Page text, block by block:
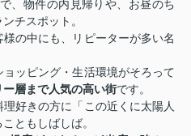
、物件の内見帰りや、お昼のち
チスポット。
の中にも、リピーターが多い名
ッピング・生活環境がそろって
層まで人気の高い街です。
好きの方に「この近くに太陽人
ともしばしば。